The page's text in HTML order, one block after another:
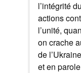
l’intégrité
actions
l’unité,
on crache
de
et en